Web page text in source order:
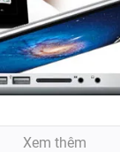
Xem thêm